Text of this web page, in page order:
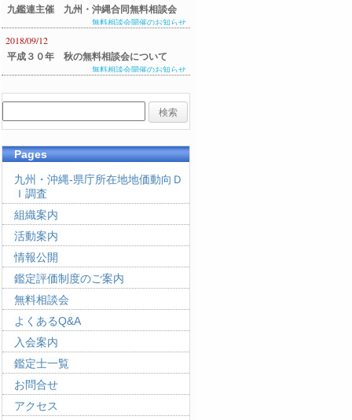
九鑑連主催 九州・沖縄合同無料相談会
のご案内
無料相談会開催のお知らせ
2018/09/12
平成３０年 秋の無料相談会について
無料相談会開催のお知らせ
Pages
九州・沖縄-県庁所在地地価動向Ｄ
Ｉ調査
組織案内
活動案内
情報公開
鑑定評価制度のご案内
無料相談会
よくあるQ&A
入会案内
鑑定士一覧
お問合せ
アクセス